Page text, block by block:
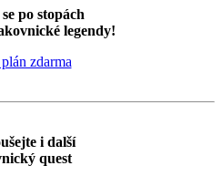
po stopách
legendy!
zdarma
i další
quest